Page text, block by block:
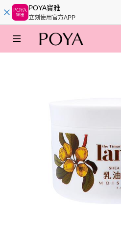
POYA寶雅
立刻使用官方APP